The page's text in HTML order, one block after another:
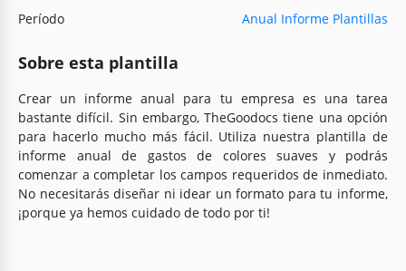
Período Anual Informe Plantillas
Sobre esta plantilla
Crear un informe anual para tu empresa es una tarea
bastante difícil. Sin embargo, TheGoodocs tiene una opción
para hacerlo mucho más fácil. Utiliza nuestra plantilla de
informe anual de gastos de colores suaves y podrás
comenzar a completar los campos requeridos de inmediato.
No necesitarás diseñar ni idear un formato para tu informe,
¡porque ya hemos cuidado de todo por ti!